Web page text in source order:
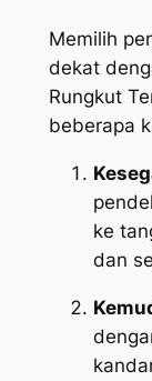
Memilih
dekat
Rungkut
beberapa
ke
dan